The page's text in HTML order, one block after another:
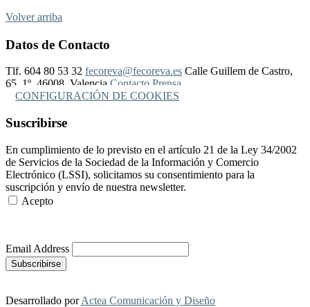
Volver arriba
Datos de Contacto
Tlf. 604 80 53 32 fecoreva@fecoreva.es Calle Guillem de Castro,
65, 1º, 46008, Valencia Contacto Prensa
CONFIGURACIÓN DE COOKIES
Suscribirse
En cumplimiento de lo previsto en el artículo 21 de la Ley 34/2002
de Servicios de la Sociedad de la Información y Comercio
Electrónico (LSSI), solicitamos su consentimiento para la
suscripción y envío de nuestra newsletter.
Acepto
Email Address
Desarrollado porActea Comunicación y Diseño